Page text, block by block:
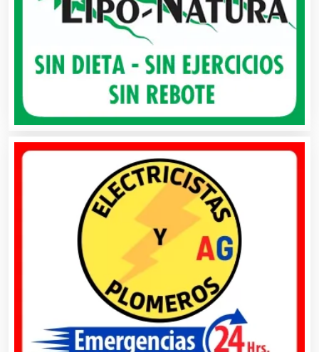
Autobuses
Automatización
Automóviles Nuevos y Usados
Autopartes Eléctricas
Avaluos
Balnearios